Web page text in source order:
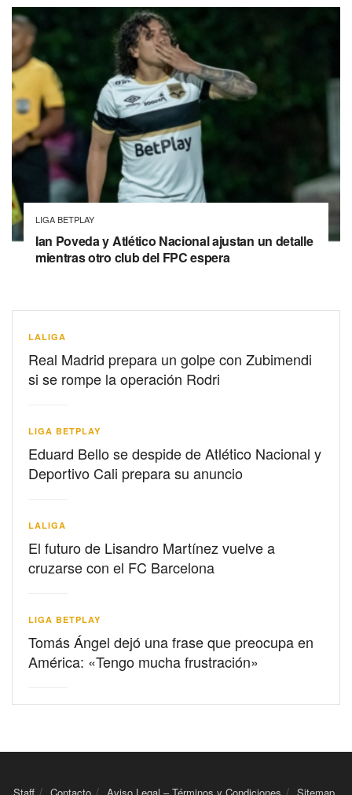
LIGA BETPLAY
Ian Poveda y Atlético Nacional ajustan un detalle
mientras otro club del FPC espera
LALIGA
Real Madrid prepara un golpe con Zubimendi
si se rompe la operación Rodri
LIGA BETPLAY
Eduard Bello se despide de Atlético Nacional y
Deportivo Cali prepara su anuncio
LALIGA
El futuro de Lisandro Martínez vuelve a
cruzarse con el FC Barcelona
LIGA BETPLAY
Tomás Ángel dejó una frase que preocupa en
América: «Tengo mucha frustración»